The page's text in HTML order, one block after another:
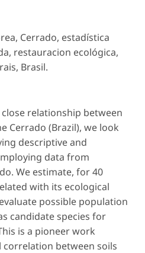
Cerrado, estadística
restauracion ecológica,
Brasil.
relationship between
Cerrado (Brazil), we look
descriptive and
data from
We estimate, for 40
with its ecological
possible population
candidate species for
is a pioneer work
between soils